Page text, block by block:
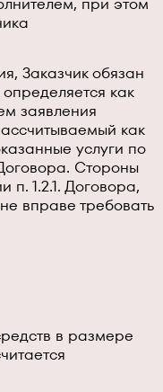
Заказчик обязан
как
заявления
как
услуги по
Стороны
1.2.1. Договора,
вправе требовать
в размере